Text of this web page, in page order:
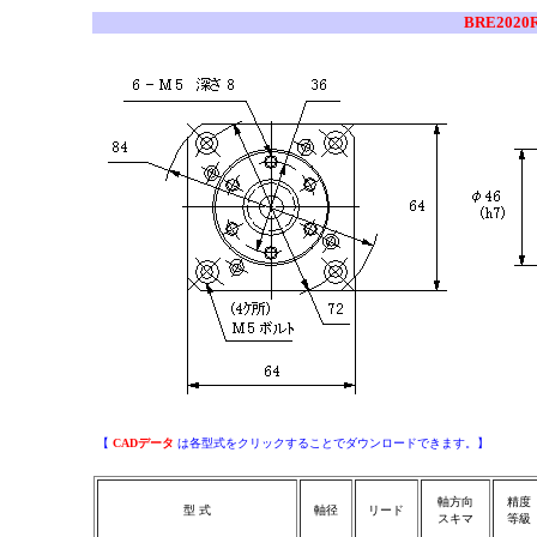
【 CADデータ は各型式をクリックすることでダウンロードできます。】
型 式 軸径 リード
軸方向
スキマ
精度
等級